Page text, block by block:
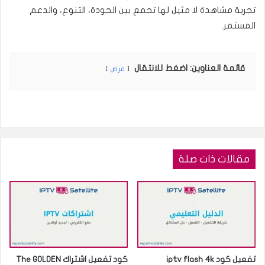
تجربة مشاهدة لا مثيل لها تجمع بين الجودة، التنوع، والدعم
المستمر.
قائمة العناوين: اضغط للانتقال عرض
مقالات ذات صلة
تفعيل كود iptv flash 4k
كود تفعيل اشتراك The GOLDEN